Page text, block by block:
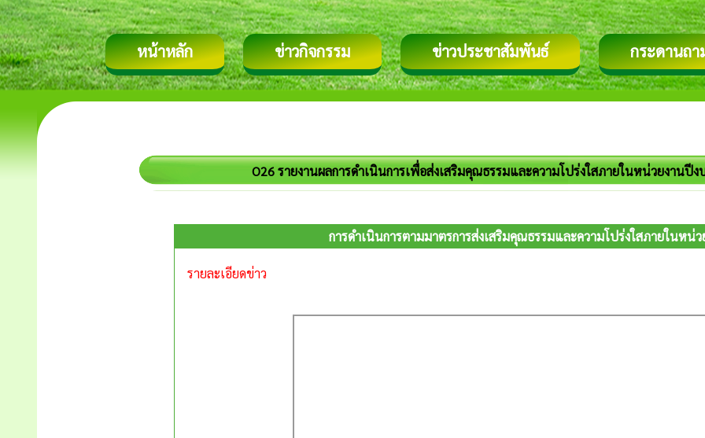
หน้าหลัก ข่าวกิจกรรม ข่าวประชาสัมพันธ์ กระดานถ
O26 รายงานผลการดำเนินการเพื่อส่งเสริมคุณธรรมและความโปร่งใสภายในหน่วยงานปี
การดำเนินการตามมาตรการส่งเสริมคุณธรรมและความโปร่งใสภายในหน่ว
รายละเอียดข่าว